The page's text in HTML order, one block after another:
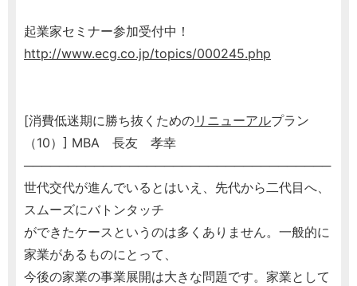
起業家セミナー参加受付中！
http://www.ecg.co.jp/topics/000245.php
[消費低迷期に勝ち抜くためのリニューアルプラン
（10）] MBA 長友 孝幸
───────────────────────────────────
世代交代が進んでいるとはいえ、先代から二代目へ、
スムーズにバトンタッチ
ができたケースというのは多くありません。一般的に
家業があるものにとって、
今後の家業の事業展開は大きな問題です。家業として